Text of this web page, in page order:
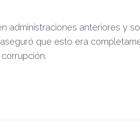
administraciones anteriores y
que esto era